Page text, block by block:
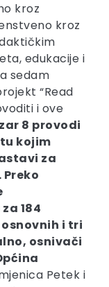
kroz
kroz
edukacije i
sedam
“Read
i ove
8 provodi
kojim
za
184
i tri
osnivači
Petek i